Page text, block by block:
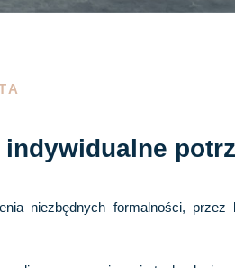
niezbędnych formalności,